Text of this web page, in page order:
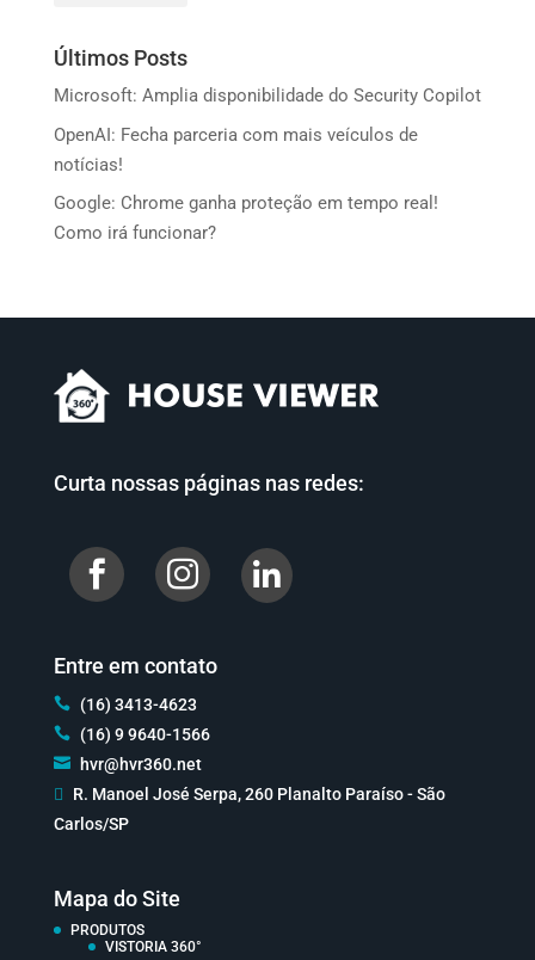
Últimos Posts
Microsoft: Amplia disponibilidade do Security Copilot
OpenAI: Fecha parceria com mais veículos de
notícias!
Google: Chrome ganha proteção em tempo real!
Como irá funcionar?
Curta nossas páginas nas redes:
 
Entre em contato
 (16) 3413-4623
 (16) 9 9640-1566
 hvr@hvr360.net

R. Manoel José Serpa, 260 Planalto Paraíso - São
Carlos/SP
Mapa do Site
PRODUTOS
VISTORIA 360°